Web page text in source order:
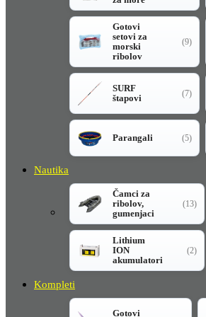
Gotovi
setovi za
morski
ribolov
(9)
SURF
štapovi
(7)
Parangali (5)
Nautika
Čamci za
ribolov,
gumenjaci
(13)
Lithium
ION
akumulatori
(2)
Kompleti
Gotovi